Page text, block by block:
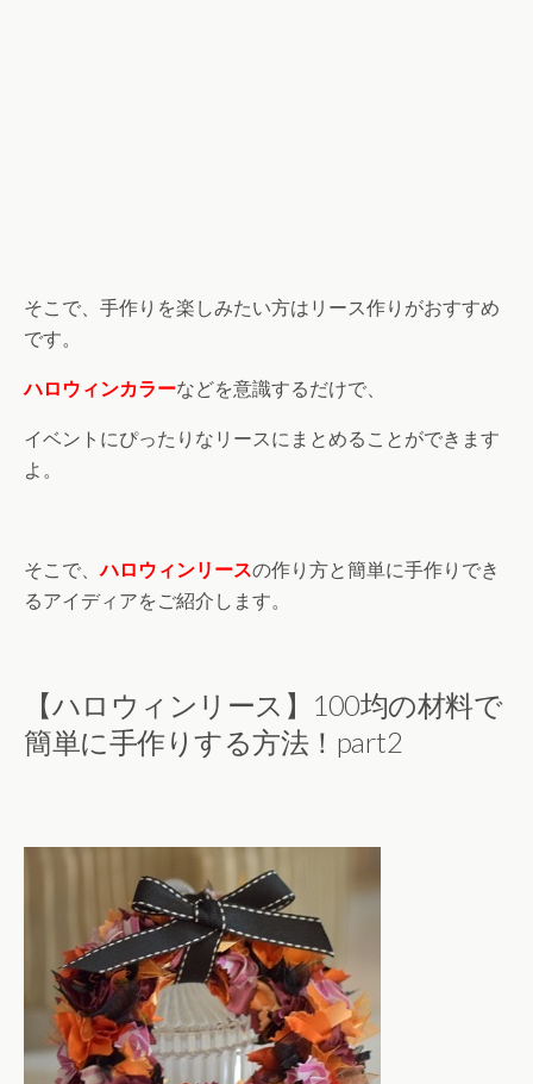
そこで、手作りを楽しみたい方はリース作りがおすすめ
です。
ハロウィンカラーなどを意識するだけで、
イベントにぴったりなリースにまとめることができます
よ。
そこで、ハロウィンリースの作り方と簡単に手作りでき
るアイディアをご紹介します。
【ハロウィンリース】100均の材料で
簡単に手作りする方法！part2